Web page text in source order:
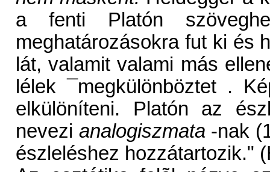
a fenti Platón
meghatározásokra fut ki és
lát, valamit valami más
lélek ¯megkülönböztet .
elkülöníteni. Platón az
nevezi analogiszmata-nak
észleléshez hozzátartozik."